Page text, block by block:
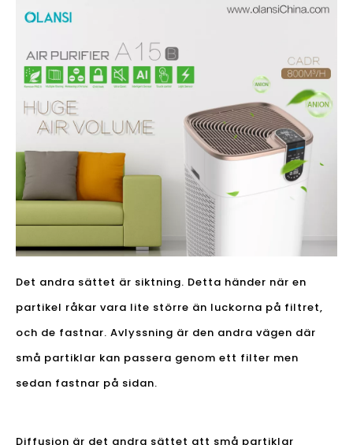
Det andra sättet är siktning. Detta händer när en
partikel råkar vara lite större än luckorna på filtret,
och de fastnar. Avlyssning är den andra vägen där
små partiklar kan passera genom ett filter men
sedan fastnar på sidan.
Diffusion är det andra sättet att små partiklar